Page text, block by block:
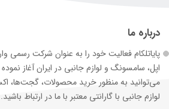
درباره ما
پایاتلکام فعالیت خود را به عنوان شرکت رسمی
اپل، سامسونگ و لوازم جانبی در ایران آغاز
می‌توانید به منظور خرید محصولات، گجت‌ها،
لوازم جانبی با گارانتی معتبر با ما در ارتباط باشید.